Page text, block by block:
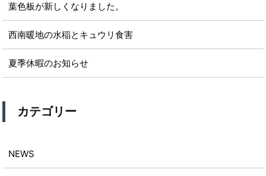
葉色板が新しくなりました。
西南暖地の水稲とキュウリ食害
夏季休暇のお知らせ
カテゴリー
NEWS